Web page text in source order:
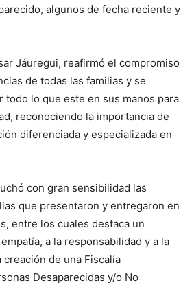
algunos de fecha reciente y
Jáuregui, reafirmó el compromiso
de todas las familias y se
todo lo que este en sus manos para
reconociendo la importancia de
diferenciada y especializada en
con gran sensibilidad las
que presentaron y entregaron en
entre los cuales destaca un
a la responsabilidad y a la
de una Fiscalía
Desaparecidas y/o No